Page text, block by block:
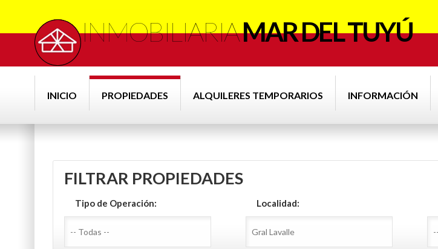
INMOBILIARIAMAR DEL TUYÚ
INICIO PROPIEDADES ALQUILERES TEMPORARIOS INFORMACIÓN
FILTRAR PROPIEDADES
Tipo de Operación: Localidad: